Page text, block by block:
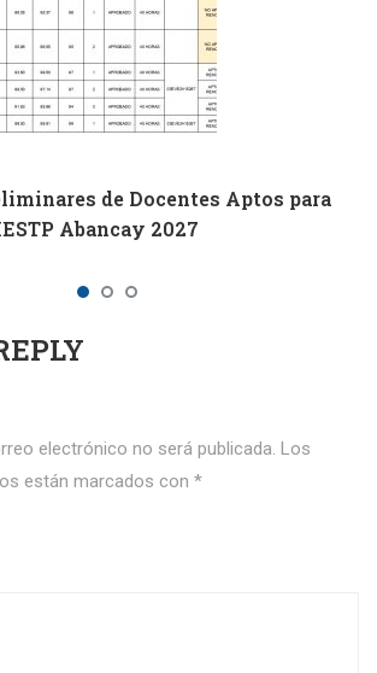
de Docentes Aptos para
Abancay 2027
electrónico no será publicada. Los
están marcados con *